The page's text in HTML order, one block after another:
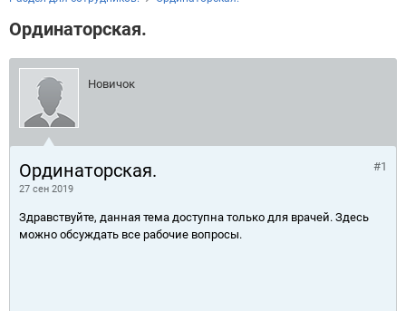
Ординаторская.
Новичок
Ординаторская.
27 сен 2019
#1
Здравствуйте, данная тема доступна только для врачей. Здесь
можно обсуждать все рабочие вопросы.